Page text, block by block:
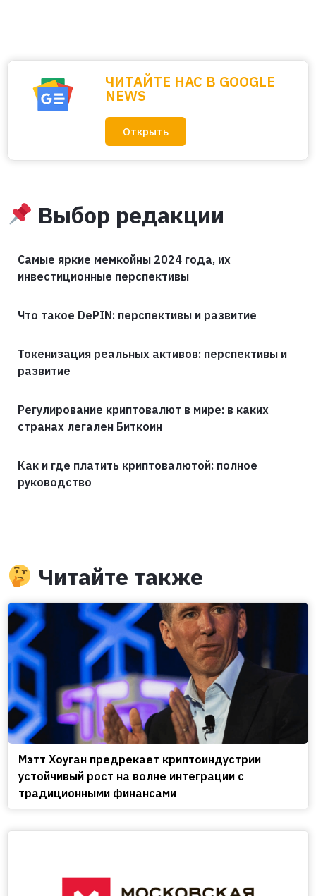
ЧИТАЙТЕ НАС В GOOGLE
NEWS
Открыть
Выбор редакции
Самые яркие мемкойны 2024 года, их
инвестиционные перспективы
Что такое DePIN: перспективы и развитие
Токенизация реальных активов: перспективы и
развитие
Регулирование криптовалют в мире: в каких
странах легален Биткоин
Как и где платить криптовалютой: полное
руководство
Читайте также
Мэтт Хоуган предрекает криптоиндустрии
устойчивый рост на волне интеграции с
традиционными финансами